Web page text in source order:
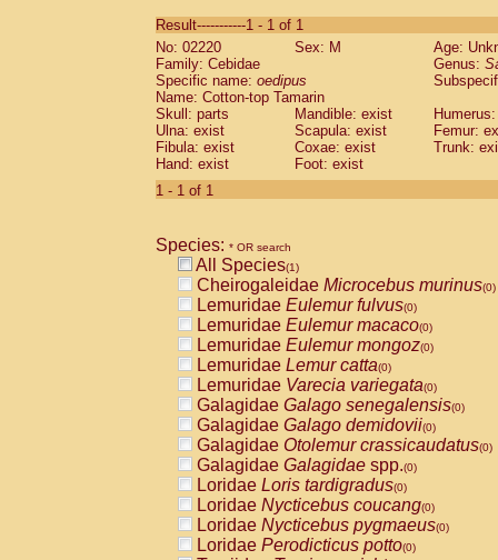
CebidaeSaguinus labiatus(0)
Cebidae Saguinus leucopus (0)
Cebidae
CebidaeSaguinus mystax
Cebidae Saguinus nigricollis (0)
Cebidae Saguinus oedipus
Cebidae Saguinus weddelli
Cebidae Saguinusspp.
Cebidae
CebidaeCebus capucinus
CebidaeCebus nigrivittatus
CebidaeCebus spp.(0)
CebidaeSaimiri boliviensis(0)
CebidaeSaimiri sciureus(0)
AtelidaeAlouatta caraya(0)
AtelidaeAlouatta fusca(0)
AtelidaeAlouatta seniculus(0)
AtelidaeAlouattaspp.(0)
AtelidaeAteles belzebuth(0)
AtelidaeAteles geoffroyi(0)
AtelidaeAteles paniscus(0)
AtelidaeAtelesspp.(0)
AtelidaeLagothrix lagothricha(0)
AtelidaeLagothrix lagothricha cana
PitheciidaeCacajao calvus
Result-----------1 - 1 of 1
No: 02220
Sex: M
Age:
Family: Cebidae
Genus:
Specific name: oedipus
Name: Cotton-top Tamarin
Skull: parts
Mandible: exist
Ulna: exist
Scapula: exist
Femur:
Fibula: exist
Coxae: exist
Trunk:
Hand: exist
Foot: exist
1 - 1 of 1
Species: * OR search
All Species(1)
Cheirogaleidae Microcebus murinus(0)
Lemuridae Eulemur fulvus(0)
Lemuridae Eulemur macaco(0)
Lemuridae Eulemur mongoz(0)
Lemuridae Lemur catta(0)
Lemuridae Varecia variegata(0)
Galagidae Galago senegalensis(0)
Galagidae Galago demidovii(0)
Galagidae Otolemur crassicaudatus(0)
Galagidae Galagidae spp.(0)
Loridae Loris tardigradus(0)
Loridae Nycticebus coucang(0)
Loridae Nycticebus pygmaeus(0)
Loridae Perodicticus potto(0)